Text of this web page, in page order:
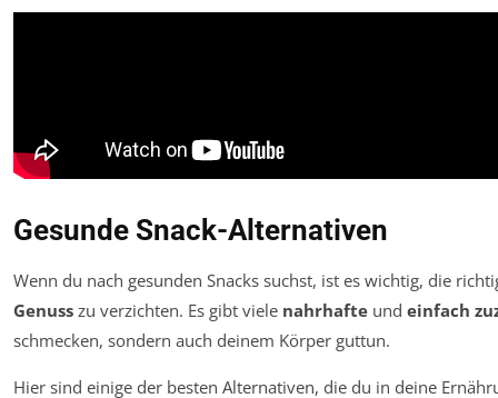
Gesunde Snack-Alternativen
Wenn du nach gesunden Snacks suchst, ist es wichtig, die
Genuss zu verzichten. Es gibt viele nahrhafte und einfach
schmecken, sondern auch deinem Körper guttun.
Hier sind einige der besten Alternativen, die du in deine